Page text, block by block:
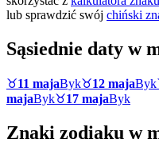
lub sprawdzić swój chiński
Sąsiednie daty w
♉11 majaByk♉12 majaByk
majaByk♉17 majaByk
Znaki zodiaku w